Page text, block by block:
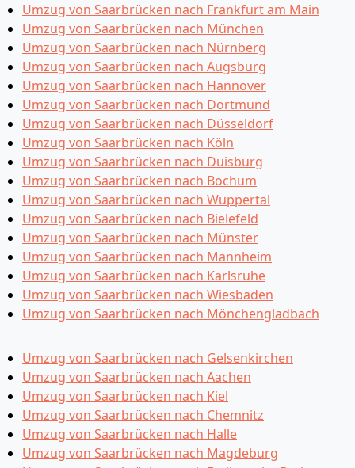
Umzug von Saarbrücken nach Frankfurt am Main
Umzug von Saarbrücken nach München
Umzug von Saarbrücken nach Nürnberg
Umzug von Saarbrücken nach Augsburg
Umzug von Saarbrücken nach Hannover
Umzug von Saarbrücken nach Dortmund
Umzug von Saarbrücken nach Düsseldorf
Umzug von Saarbrücken nach Köln
Umzug von Saarbrücken nach Duisburg
Umzug von Saarbrücken nach Bochum
Umzug von Saarbrücken nach Wuppertal
Umzug von Saarbrücken nach Bielefeld
Umzug von Saarbrücken nach Münster
Umzug von Saarbrücken nach Mannheim
Umzug von Saarbrücken nach Karlsruhe
Umzug von Saarbrücken nach Wiesbaden
Umzug von Saarbrücken nach Mönchen­gladbach
Umzug von Saarbrücken nach Gelsenkirchen
Umzug von Saarbrücken nach Aachen
Umzug von Saarbrücken nach Kiel
Umzug von Saarbrücken nach Chemnitz
Umzug von Saarbrücken nach Halle
Umzug von Saarbrücken nach Magdeburg